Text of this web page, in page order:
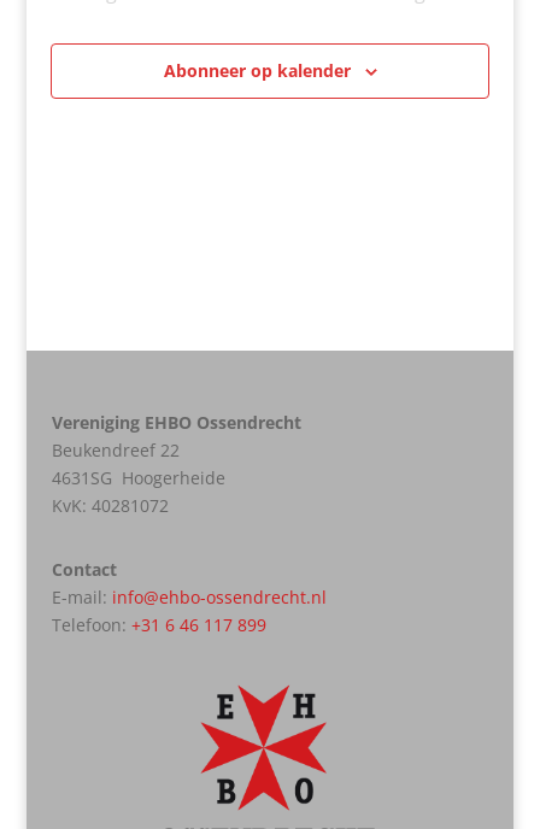
Abonneer op kalender
Vereniging EHBO Ossendrecht
Beukendreef 22
4631SG Hoogerheide
KvK: 40281072
Contact
E-mail: info@ehbo-ossendrecht.nl
Telefoon: +31 6 46 117 899